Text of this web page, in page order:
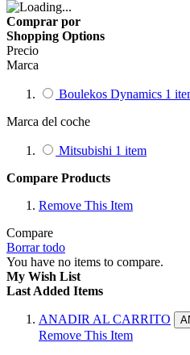
Comprar por
Shopping Options
Precio
Marca
Boulekos Dynamics 1
Marca del coche
Mitsubishi 1 item
Compare Products
Remove This Item
Compare
Borrar todo
You have no items to compare.
My Wish List
Last Added Items
ANADIR AL CARRITO
Remove This Item